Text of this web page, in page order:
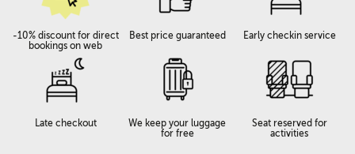
-10% discount for direct
bookings on web
Best price guaranteed Early checkin service
Late checkout
We keep your luggage
for free
Seat reserved for
activities